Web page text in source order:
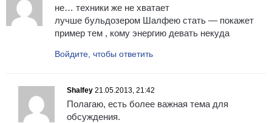
не… техники же не хватает
лучше бульдозером Шалфею стать — покажет
пример тем , кому энергию девать некуда
Войдите, чтобы ответить
Shalfey 21.05.2013, 21:42
Полагаю, есть более важная тема для
обсуждения.